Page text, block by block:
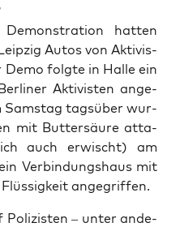
hat­ten
Autos von Akti­vis­
folg­te in Hal­le ein
Akti­vis­ten ange­
Sams­tag tags­über wur­
mit But­ter­säu­re atta­
auch erwischt) am
Ver­bin­dungs­haus mit
angegriffen.
Poli­zis­ten – unter ande­